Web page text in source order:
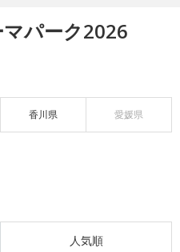
パーク2026
香川県 愛媛県
人気順